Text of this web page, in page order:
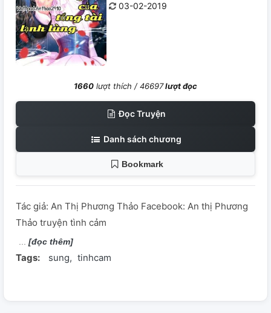
03-02-2019
1660 lượt thích /46697lượt đọc
Đọc Truyện
Danh sách chương
Bookmark
Tác giả: An Thị Phương Thảo Facebook: An thị Phương
Thảo truyện tình cảm
[đọc thêm]
Tags: sung tinhcam